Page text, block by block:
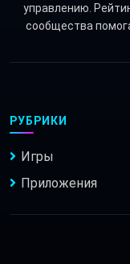
управлению.
сообщества
РУБРИКИ
Игры
Приложения